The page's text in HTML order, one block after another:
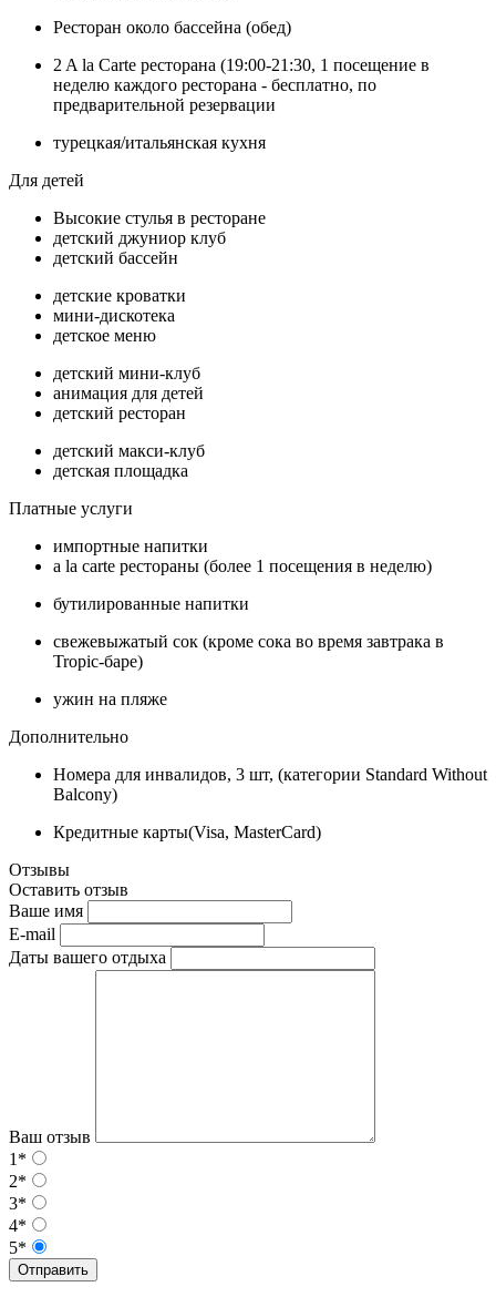
Ресторан около бассейна (обед)
2 A la Carte ресторана (19:00-21:30, 1 посещение в
неделю каждого ресторана - бесплатно, по
предварительной резервации
турецкая/итальянская кухня
Для детей
Высокие стулья в ресторане
детский джуниор клуб
детский бассейн
детские кроватки
мини-дискотека
детское меню
детский мини-клуб
анимация для детей
детский ресторан
детский макси-клуб
детская площадка
Платные услуги
импортные напитки
a la carte рестораны (более 1 посещения в неделю)
бутилированные напитки
свежевыжатый сок (кроме сока во время завтрака в
Tropic-баре)
ужин на пляже
Дополнительно
Номера для инвалидов, 3 шт, (категории Standard Without
Balcony)
Кредитные карты(Visa, MasterCard)
Отзывы
Оставить отзыв
Ваше имя
E-mail
Даты вашего отдыха
Ваш отзыв
1*
2*
3*
4*
5*
Отправить